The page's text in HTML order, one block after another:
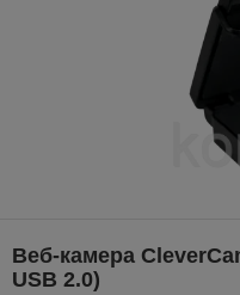
Веб-камера
USB 2.0)